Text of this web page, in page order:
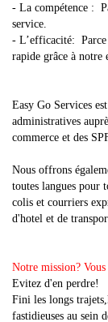
- La compétence :
service.
- L’efficacité:
rapide grâce à notre
Easy Go Services
administratives
commerce et des
Nous offrons
toutes langues pour
colis et courriers
d'hotel et de
Notre mission?
Evitez d'en perdre!
Fini les longs
fastidieuses au sein